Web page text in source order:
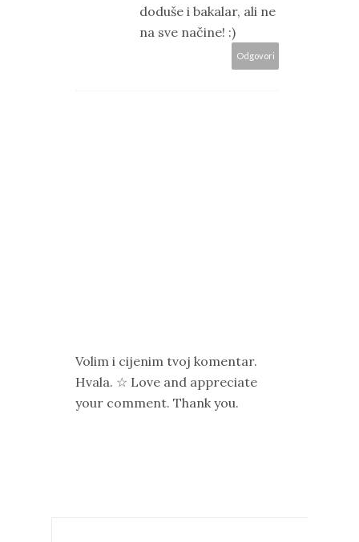
doduše i bakalar, ali ne
na sve načine! :)
Odgovori
Volim i cijenim tvoj komentar.
Hvala. ☆ Love and appreciate
your comment. Thank you.